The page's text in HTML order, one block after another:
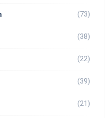
(73)
(38)
(22)
(39)
(21)